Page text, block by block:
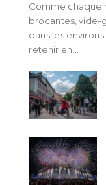
Comme chaque
brocantes, vide-
dans les
retenir en...